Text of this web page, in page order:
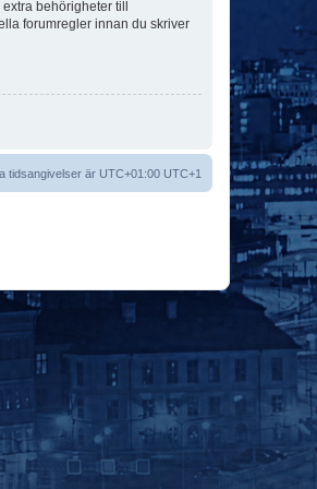
behörigheter till
forumregler innan du skriver
tidsangivelser är UTC+01:00 UTC+1